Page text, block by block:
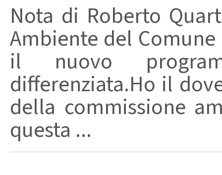
Nota di Roberto
Ambiente del
il nuovo
differenziata.Ho il
della commissione
questa ...